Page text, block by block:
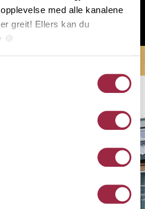
med alle kanalene
greit! Ellers kan du
🍪